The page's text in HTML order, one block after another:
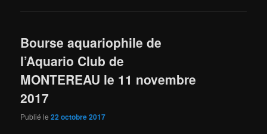
Bourse aquariophile de
l’Aquario Club de
MONTEREAU le 11 novembre
2017
Publié le22 octobre 2017